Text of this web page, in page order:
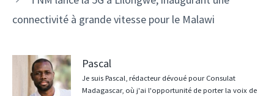
connectivité à grande vitesse pour le Malawi
Pascal
Je suis Pascal, rédacteur dévoué pour Consulat
Madagascar, où j'ai l'opportunité de porter la voix de